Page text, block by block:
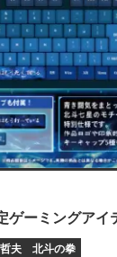
ゲーミングアイ
夫 北斗の拳